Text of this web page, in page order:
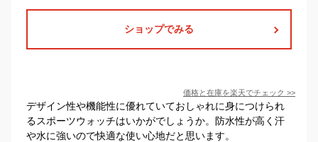
ショップでみる
価格と在庫を楽天でチェック >>
デザイン性や機能性に優れていておしゃれに身につけられ
るスポーツウォッチはいかがでしょうか。防水性が高く汗
や水に強いので快適な使い心地だと思います。